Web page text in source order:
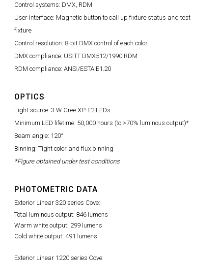
Control systems: DMX, RDM
User interface: Magnetic button to call up fixture status and test
fixture
Control resolution: 8-bit DMX control of each color
DMX compliance: USITT DMX512/1990 RDM
RDM compliance: ANSI/ESTA E1.20
OPTICS
Light source: 3 W Cree XP-E2 LEDs
Minimum LED lifetime: 50,000 hours (to >70% luminous output)*
Beam angle: 120°
Binning: Tight color and flux binning
*Figure obtained under test conditions
PHOTOMETRIC DATA
Exterior Linear 320 series Cove:
Total luminous output: 846 lumens
Warm white output: 299 lumens
Cold white output: 491 lumens
Exterior Linear 1220 series Cove: